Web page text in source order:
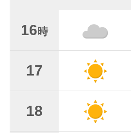
16時
17
18